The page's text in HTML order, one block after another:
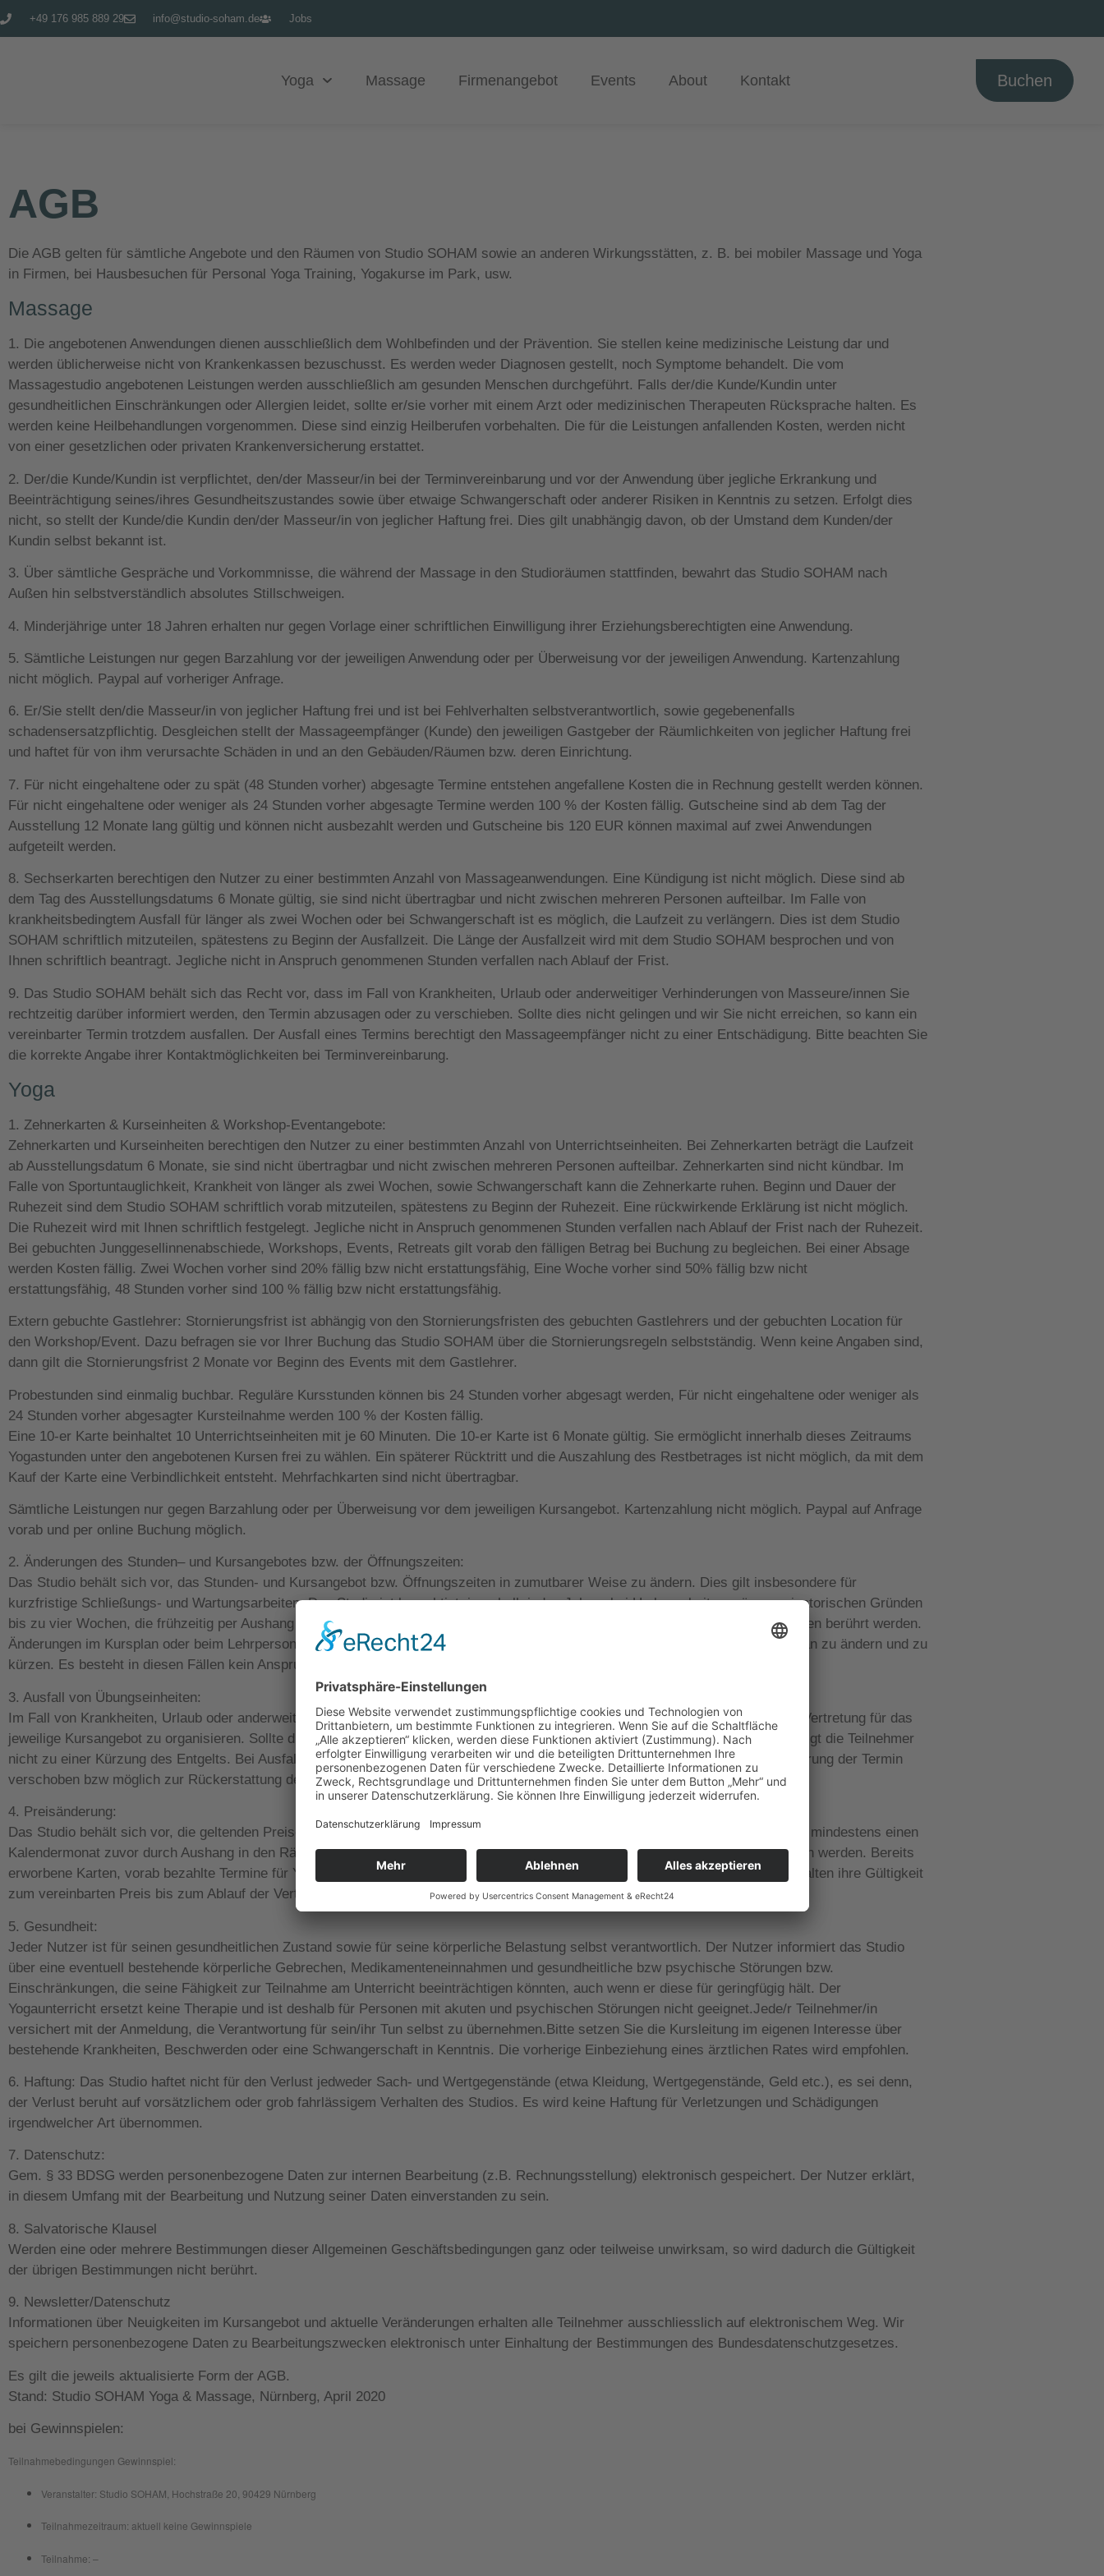
+49 176 985 889 29 info@studio-soham.de Jobs
Yoga Massage Firmenangebot Events About Kontakt Buchen
AGB
Die AGB gelten für sämtliche Angebote und den Räumen von Studio SOHAM sowie an anderen Wirkungsstätten, z. B. bei mobiler Massage und Yoga
in Firmen, bei Hausbesuchen für Personal Yoga Training, Yogakurse im Park, usw.
Massage
1. Die angebotenen Anwendungen dienen ausschließlich dem Wohlbefinden und der Prävention. Sie stellen keine medizinische Leistung dar und
werden üblicherweise nicht von Krankenkassen bezuschusst. Es werden weder Diagnosen gestellt, noch Symptome behandelt. Die vom
Massagestudio angebotenen Leistungen werden ausschließlich am gesunden Menschen durchgeführt. Falls der/die Kunde/Kundin unter
gesundheitlichen Einschränkungen oder Allergien leidet, sollte er/sie vorher mit einem Arzt oder medizinischen Therapeuten Rücksprache halten. Es
werden keine Heilbehandlungen vorgenommen. Diese sind einzig Heilberufen vorbehalten. Die für die Leistungen anfallenden Kosten, werden nicht
von einer gesetzlichen oder privaten Krankenversicherung erstattet.
2. Der/die Kunde/Kundin ist verpflichtet, den/der Masseur/in bei der Terminvereinbarung und vor der Anwendung über jegliche Erkrankung und
Beeinträchtigung seines/ihres Gesundheitszustandes sowie über etwaige Schwangerschaft oder anderer Risiken in Kenntnis zu setzen. Erfolgt dies
nicht, so stellt der Kunde/die Kundin den/der Masseur/in von jeglicher Haftung frei. Dies gilt unabhängig davon, ob der Umstand dem Kunden/der
Kundin selbst bekannt ist.
3. Über sämtliche Gespräche und Vorkommnisse, die während der Massage in den Studioräumen stattfinden, bewahrt das Studio SOHAM nach
Außen hin selbstverständlich absolutes Stillschweigen.
4. Minderjährige unter 18 Jahren erhalten nur gegen Vorlage einer schriftlichen Einwilligung ihrer Erziehungsberechtigten eine Anwendung.
5. Sämtliche Leistungen nur gegen Barzahlung vor der jeweiligen Anwendung oder per Überweisung vor der jeweiligen Anwendung. Kartenzahlung
nicht möglich. Paypal auf vorheriger Anfrage.
6. Er/Sie stellt den/die Masseur/in von jeglicher Haftung frei und ist bei Fehlverhalten selbstverantwortlich, sowie gegebenenfalls
schadensersatzpflichtig. Desgleichen stellt der Massageempfänger (Kunde) den jeweiligen Gastgeber der Räumlichkeiten von jeglicher Haftung frei
und haftet für von ihm verursachte Schäden in und an den Gebäuden/Räumen bzw. deren Einrichtung.
7. Für nicht eingehaltene oder zu spät (48 Stunden vorher) abgesagte Termine entstehen angefallene Kosten die in Rechnung gestellt werden können.
Für nicht eingehaltene oder weniger als 24 Stunden vorher abgesagte Termine werden 100 % der Kosten fällig. Gutscheine sind ab dem Tag der
Ausstellung 12 Monate lang gültig und können nicht ausbezahlt werden und Gutscheine bis 120 EUR können maximal auf zwei Anwendungen
aufgeteilt werden.
8. Sechserkarten berechtigen den Nutzer zu einer bestimmten Anzahl von Massageanwendungen. Eine Kündigung ist nicht möglich. Diese sind ab
dem Tag des Ausstellungsdatums 6 Monate gültig, sie sind nicht übertragbar und nicht zwischen mehreren Personen aufteilbar. Im Falle von
krankheitsbedingtem Ausfall für länger als zwei Wochen oder bei Schwangerschaft ist es möglich, die Laufzeit zu verlängern. Dies ist dem Studio
SOHAM schriftlich mitzuteilen, spätestens zu Beginn der Ausfallzeit. Die Länge der Ausfallzeit wird mit dem Studio SOHAM besprochen und von
Ihnen schriftlich beantragt. Jegliche nicht in Anspruch genommenen Stunden verfallen nach Ablauf der Frist.
9. Das Studio SOHAM behält sich das Recht vor, dass im Fall von Krankheiten, Urlaub oder anderweitiger Verhinderungen von Masseure/innen Sie
rechtzeitig darüber informiert werden, den Termin abzusagen oder zu verschieben. Sollte dies nicht gelingen und wir Sie nicht erreichen, so kann ein
vereinbarter Termin trotzdem ausfallen. Der Ausfall eines Termins berechtigt den Massageempfänger nicht zu einer Entschädigung. Bitte beachten Sie
die korrekte Angabe ihrer Kontaktmöglichkeiten bei Terminvereinbarung.
Yoga
1. Zehnerkarten & Kurseinheiten & Workshop-Eventangebote:
Zehnerkarten und Kurseinheiten berechtigen den Nutzer zu einer bestimmten Anzahl von Unterrichtseinheiten. Bei Zehnerkarten beträgt die Laufzeit
ab Ausstellungsdatum 6 Monate, sie sind nicht übertragbar und nicht zwischen mehreren Personen aufteilbar. Zehnerkarten sind nicht kündbar. Im
Falle von Sportuntauglichkeit, Krankheit von länger als zwei Wochen, sowie Schwangerschaft kann die Zehnerkarte ruhen. Beginn und Dauer der
Ruhezeit sind dem Studio SOHAM schriftlich vorab mitzuteilen, spätestens zu Beginn der Ruhezeit. Eine rückwirkende Erklärung ist nicht möglich.
Die Ruhezeit wird mit Ihnen schriftlich festgelegt. Jegliche nicht in Anspruch genommenen Stunden verfallen nach Ablauf der Frist nach der Ruhezeit.
Bei gebuchten Junggesellinnenabschiede, Workshops, Events, Retreats gilt vorab den fälligen Betrag bei Buchung zu begleichen. Bei einer Absage
werden Kosten fällig. Zwei Wochen vorher sind 20% fällig bzw nicht erstattungsfähig, Eine Woche vorher sind 50% fällig bzw nicht
erstattungsfähig, 48 Stunden vorher sind 100 % fällig bzw nicht erstattungsfähig.
Extern gebuchte Gastlehrer: Stornierungsfrist ist abhängig von den Stornierungsfristen des gebuchten Gastlehrers und der gebuchten Location für
den Workshop/Event. Dazu befragen sie vor Ihrer Buchung das Studio SOHAM über die Stornierungsregeln selbstständig. Wenn keine Angaben sind,
dann gilt die Stornierungsfrist 2 Monate vor Beginn des Events mit dem Gastlehrer.
Probestunden sind einmalig buchbar. Reguläre Kursstunden können bis 24 Stunden vorher abgesagt werden, Für nicht eingehaltene oder weniger als
24 Stunden vorher abgesagter Kursteilnahme werden 100 % der Kosten fällig.
Eine 10-er Karte beinhaltet 10 Unterrichtseinheiten mit je 60 Minuten. Die 10-er Karte ist 6 Monate gültig. Sie ermöglicht innerhalb dieses Zeitraums
Yogastunden unter den angebotenen Kursen frei zu wählen. Ein späterer Rücktritt und die Auszahlung des Restbetrages ist nicht möglich, da mit dem
Kauf der Karte eine Verbindlichkeit entsteht. Mehrfachkarten sind nicht übertragbar.
Sämtliche Leistungen nur gegen Barzahlung oder per Überweisung vor dem jeweiligen Kursangebot. Kartenzahlung nicht möglich. Paypal auf Anfrage
vorab und per online Buchung möglich.
2. Änderungen des Stunden– und Kursangebotes bzw. der Öffnungszeiten:
Das Studio behält sich vor, das Stunden- und Kursangebot bzw. Öffnungszeiten in zumutbarer Weise zu ändern. Dies gilt insbesondere für
kurzfristige Schließungs- und Wartungsarbeiten. Das Studio ist berechtigt, innerhalb jeden Jahres bei Umbauarbeiten o.ä. organisatorischen Gründen
bis zu vier Wochen, die frühzeitig per Aushang bekannt gegeben werden, zu schließen, ohne dass dadurch die Zahlungsbedingungen berührt werden.
Änderungen im Kursplan oder beim Lehrpersonal können jederzeit erfolgen. An Ferientagen behält sich das Studio vor, den Kursplan zu ändern und zu
kürzen. Es besteht in diesen Fällen kein Anspruch auf Rückvergütung.
3. Ausfall von Übungseinheiten:
Im Fall von Krankheiten, Urlaub oder anderweitiger Verhinderungen von Lehrern des Studios, wird sich das Studio bemühen, eine Vertretung für das
jeweilige Kursangebot zu organisieren. Sollte dies nicht gelingen, so kann ein Kurs ausfallen. Der Ausfall einer Kursstunde berechtigt die Teilnehmer
nicht zu einer Kürzung des Entgelts. Bei Ausfall durch Krankheit oder Ähnliches bei externen gebuchten Yogalehrern wird nach Klärung der Termin
verschoben bzw möglich zur Rückerstattung des Eintrittspreises.
4. Preisänderung:
Das Studio behält sich vor, die geltenden Preise in zumutbarem Rahmen zu verändern. Die Preisänderung wird wirksam, wenn sie mindestens einen
Kalendermonat zuvor durch Aushang in den Räumlichkeiten des Studios und durch Ankündigung auf der Webseite bekannt gegeben werden. Bereits
erworbene Karten, vorab bezahlte Termine für Yoga und Massage und Kooperationen jeglicher Art und Mitgliedschaftsverträge behalten ihre Gültigkeit
zum vereinbarten Preis bis zum Ablauf der Vertragslaufzeit.
5. Gesundheit:
Jeder Nutzer ist für seinen gesundheitlichen Zustand sowie für seine körperliche Belastung selbst verantwortlich. Der Nutzer informiert das Studio
über eine eventuell bestehende körperliche Gebrechen, Medikamenteneinnahmen und gesundheitliche bzw psychische Störungen bzw.
Einschränkungen, die seine Fähigkeit zur Teilnahme am Unterricht beeinträchtigen könnten, auch wenn er diese für geringfügig hält. Der
Yogaunterricht ersetzt keine Therapie und ist deshalb für Personen mit akuten und psychischen Störungen nicht geeignet.Jede/r Teilnehmer/in
versichert mit der Anmeldung, die Verantwortung für sein/ihr Tun selbst zu übernehmen.Bitte setzen Sie die Kursleitung im eigenen Interesse über
bestehende Krankheiten, Beschwerden oder eine Schwangerschaft in Kenntnis. Die vorherige Einbeziehung eines ärztlichen Rates wird empfohlen.
6. Haftung: Das Studio haftet nicht für den Verlust jedweder Sach- und Wertgegenstände (etwa Kleidung, Wertgegenstände, Geld etc.), es sei denn,
der Verlust beruht auf vorsätzlichem oder grob fahrlässigem Verhalten des Studios. Es wird keine Haftung für Verletzungen und Schädigungen
irgendwelcher Art übernommen.
7. Datenschutz:
Gem. § 33 BDSG werden personenbezogene Daten zur internen Bearbeitung (z.B. Rechnungsstellung) elektronisch gespeichert. Der Nutzer erklärt,
in diesem Umfang mit der Bearbeitung und Nutzung seiner Daten einverstanden zu sein.
8. Salvatorische Klausel
Werden eine oder mehrere Bestimmungen dieser Allgemeinen Geschäftsbedingungen ganz oder teilweise unwirksam, so wird dadurch die Gültigkeit
der übrigen Bestimmungen nicht berührt.
9. Newsletter/Datenschutz
Informationen über Neuigkeiten im Kursangebot und aktuelle Veränderungen erhalten alle Teilnehmer ausschliesslich auf elektronischem Weg. Wir
speichern personenbezogene Daten zu Bearbeitungszwecken elektronisch unter Einhaltung der Bestimmungen des Bundesdatenschutzgesetzes.
Es gilt die jeweils aktualisierte Form der AGB.
Stand: Studio SOHAM Yoga & Massage, Nürnberg, April 2020
bei Gewinnspielen:
Teilnahmebedingungen Gewinnspiel:
Veranstalter: Studio SOHAM, Hochstraße 20, 90429 Nürnberg
Teilnahmezeitraum: aktuell keine Gewinnspiele
Teilnahme: –